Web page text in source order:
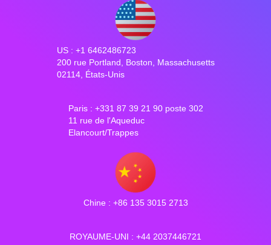
US : +1 6462486723
200 rue Portland, Boston, Massachusetts
02114, États-Unis
Paris : +331 87 39 21 90 poste 302
11 rue de l'Aqueduc
Elancourt/Trappes
Chine : +86 135 3015 2713
ROYAUME-UNI : +44 2037446721